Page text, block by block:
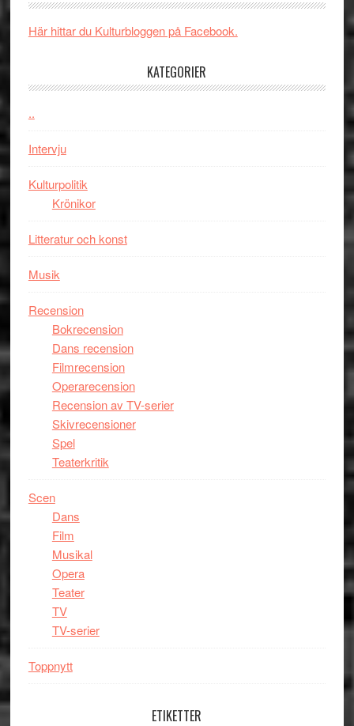
Brand
kan
Här hittar du Kulturbloggen på Facebook.
KATEGORIER
..
Intervju
Kulturpolitik
Krönikor
Litteratur och konst
Musik
Recension
Bokrecension
Dans recension
Filmrecension
Operarecension
Recension av TV-serier
Skivrecensioner
Spel
Teaterkritik
Scen
Dans
Film
Musikal
Opera
Teater
TV
TV-serier
Toppnytt
ETIKETTER